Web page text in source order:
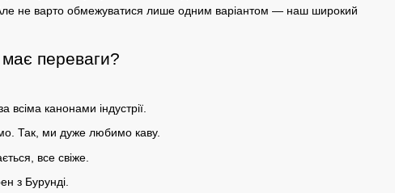
не варто обмежуватися лише одним варіантом — наш широкий
переваги?
канонами індустрії.
Так, ми дуже любимо каву.
все свіже.
з Бурунді.